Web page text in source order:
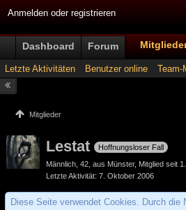
Anmelden oder registrieren
Dashboard Forum
Letzte Aktivitäten Benutzer online Team-
Mitglieder
Lestat
Hoffnungsloser Fall
Männlich 42 aus Münster Mitglied seit
Letzte Aktivität 7. Oktober 2006
Diese Seite verwendet Cookies. Durch die